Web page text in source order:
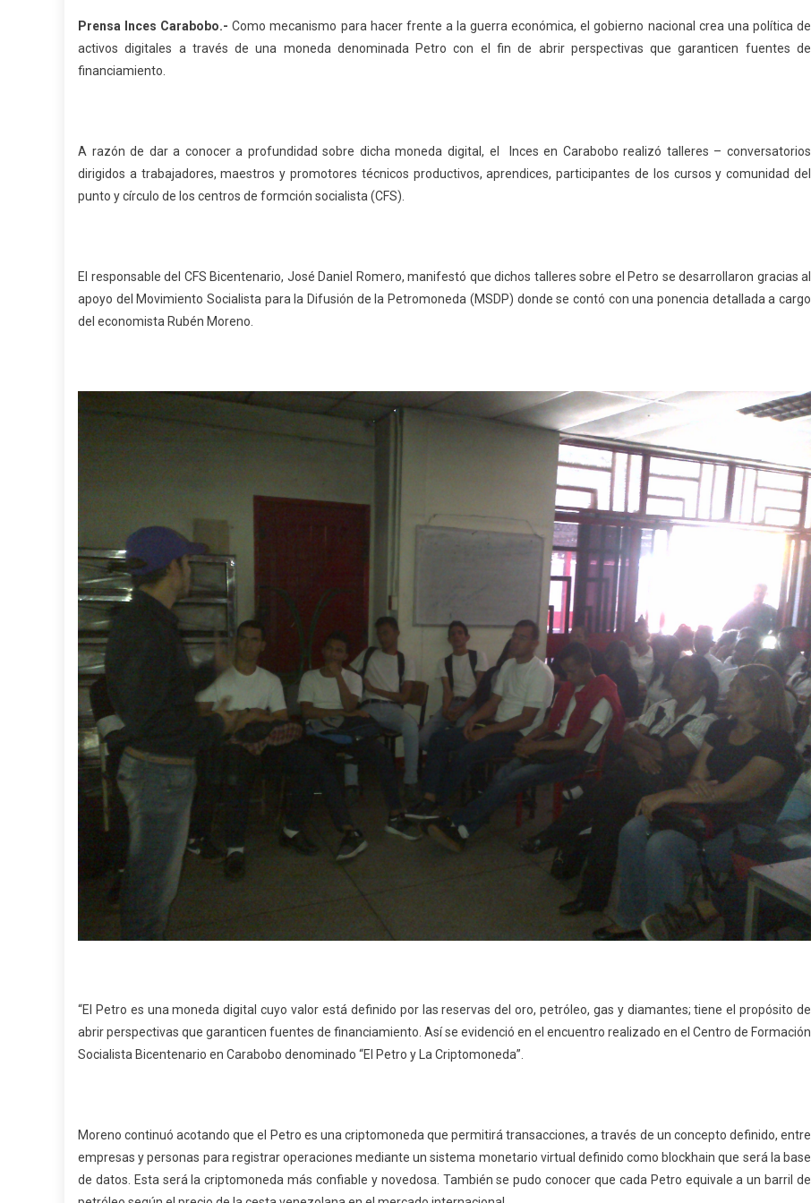
Prensa Inces Carabobo.- Como mecanismo para hacer frente a la guerra económica, el gobierno nacional crea una política de
activos digitales a través de una moneda denominada Petro con el fin de abrir perspectivas que garanticen fuentes de
financiamiento.
A razón de dar a conocer a profundidad sobre dicha moneda digital, el Inces en Carabobo realizó talleres – conversatorios
dirigidos a trabajadores, maestros y promotores técnicos productivos, aprendices, participantes de los cursos y comunidad del
punto y círculo de los centros de formción socialista (CFS).
El responsable del CFS Bicentenario, José Daniel Romero, manifestó que dichos talleres sobre el Petro se desarrollaron gracias al
apoyo del Movimiento Socialista para la Difusión de la Petromoneda (MSDP) donde se contó con una ponencia detallada a cargo
del economista Rubén Moreno.
“El Petro es una moneda digital cuyo valor está definido por las reservas del oro, petróleo, gas y diamantes; tiene el propósito de
abrir perspectivas que garanticen fuentes de financiamiento. Así se evidenció en el encuentro realizado en el Centro de Formación
Socialista Bicentenario en Carabobo denominado “El Petro y La Criptomoneda”.
Moreno continuó acotando que el Petro es una criptomoneda que permitirá transacciones, a través de un concepto definido, entre
empresas y personas para registrar operaciones mediante un sistema monetario virtual definido como blockhain que será la base
de datos. Esta será la criptomoneda más confiable y novedosa. También se pudo conocer que cada Petro equivale a un barril de